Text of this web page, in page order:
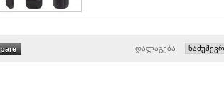
დალაგება